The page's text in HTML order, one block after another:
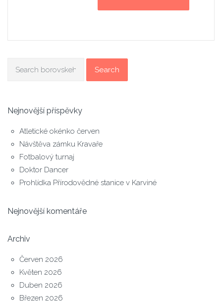
Search
Nejnovější příspěvky
Atletické okénko červen
Návštěva zámku Kravaře
Fotbalový turnaj
Doktor Dancer
Prohlídka Přírodovědné stanice v Karviné
Nejnovější komentáře
Archiv
Červen 2026
Květen 2026
Duben 2026
Březen 2026